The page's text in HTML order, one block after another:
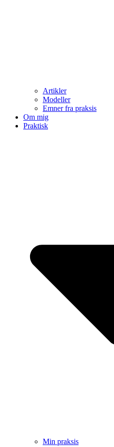
Artikler
Modeller
Emner fra praksis
Om mig
Praktisk
Min praksis